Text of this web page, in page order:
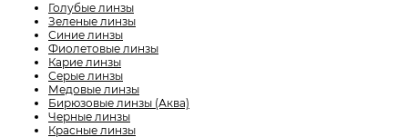
Голубые линзы
Зеленые линзы
Синие линзы
Фиолетовые линзы
Карие линзы
Серые линзы
Медовые линзы
Бирюзовые линзы (Аква)
Черные линзы
Красные линзы